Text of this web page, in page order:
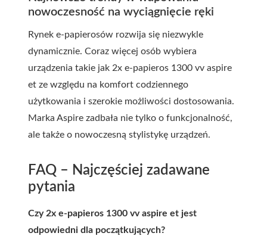
nowoczesność na wyciągnięcie ręki
Rynek e-papierosów rozwija się niezwykle
dynamicznie. Coraz więcej osób wybiera
urządzenia takie jak 2x e-papieros 1300 vv aspire
et ze względu na komfort codziennego
użytkowania i szerokie możliwości dostosowania.
Marka Aspire zadbała nie tylko o funkcjonalność,
ale także o nowoczesną stylistykę urządzeń.
FAQ – Najczęściej zadawane
pytania
Czy 2x e-papieros 1300 vv aspire et jest
odpowiedni dla początkujących?